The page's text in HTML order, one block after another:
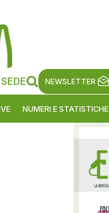
NEWSLETTER
NUMERI E STATISTICHE